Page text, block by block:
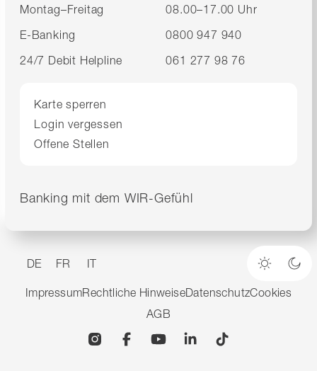
Montag–Freitag
08.00–17.00 Uhr
E-Banking
0800 947 940
24/7 Debit Helpline
061 277 98 76
Karte sperren
Login vergessen
Offene Stellen
Banking mit dem WIR-Gefühl
DE FR IT
Heller
ImpressumRechtliche HinweiseDatenschutzCookies
AGB
InstagramFacebookYouTubeLinkedin